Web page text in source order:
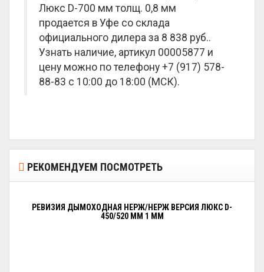
Люкс D-700 мм толщ. 0,8 мм
продается в Уфе со склада
официального дилера за 8 838 руб..
Узнать наличие, артикул 00005877 и
цену можно по телефону +7 (917) 578-
88-83 с 10:00 до 18:00 (МСК).
РЕКОМЕНДУЕМ ПОСМОТРЕТЬ
РЕВИЗИЯ ДЫМОХОДНАЯ НЕРЖ/НЕРЖ ВЕРСИЯ ЛЮКС D-
450/520 ММ 1 ММ